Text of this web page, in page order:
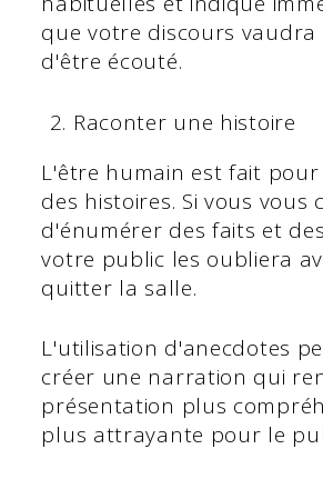
que votre discours vaudra
d'être écouté.
Raconter une histoire
L'être humain est fait
des histoires. Si vous vous
d'énumérer des faits et
votre public les oubliera
quitter la salle.
L'utilisation d'anecdotes
créer une narration qui
présentation plus
plus attrayante pour le